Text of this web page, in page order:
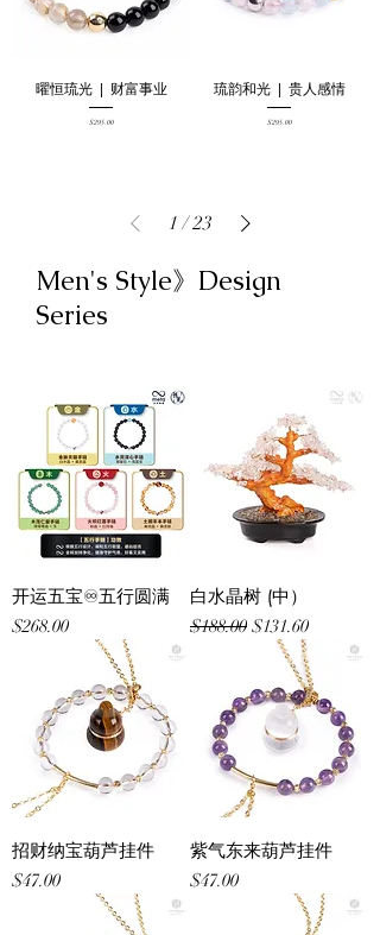
曜恒琉光 | 财富事业
Price
$295.00
琉韵和光 | 贵⼈感情
Price
$295.00
1 / 23
Men's Style》Design
Series
开运五宝♾️五行圆满
Price
$268.00
白水晶树 (中）
Regular Price
$188.00 Sale Price
$131.60
招财纳宝葫芦挂件
Price
$47.00
紫气东来葫芦挂件
Price
$47.00